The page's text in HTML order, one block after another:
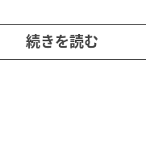
The DRYGOODS
宝島社）
続きを読む